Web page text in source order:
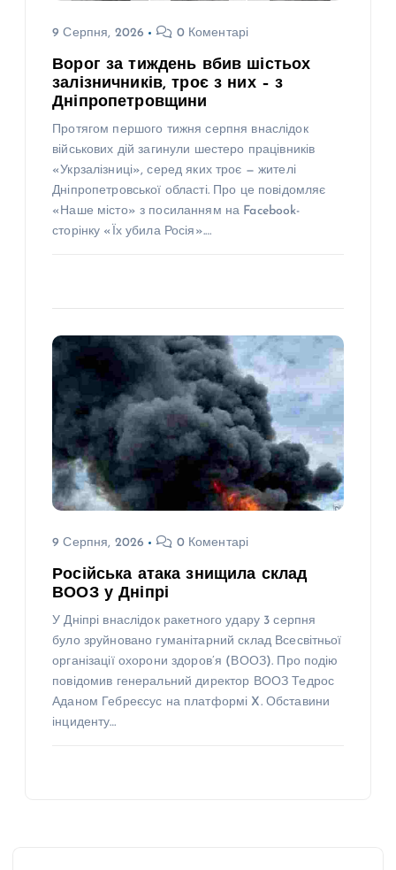
9 Серпня, 2026 0 Коментарі
Ворог за тиждень вбив шістьох
залізничників, троє з них – з
Дніпропетровщини
Протягом першого тижня серпня внаслідок
військових дій загинули шестеро працівників
«Укрзалізниці», серед яких троє — жителі
Дніпропетровської області. Про це повідомляє
«Наше місто» з посиланням на Facebook-
сторінку «Їх убила Росія».…
9 Серпня, 2026 0 Коментарі
Російська атака знищила склад
ВООЗ у Дніпрі
У Дніпрі внаслідок ракетного удару 3 серпня
було зруйновано гуманітарний склад Всесвітньої
організації охорони здоров’я (ВООЗ). Про подію
повідомив генеральний директор ВООЗ Тедрос
Аданом Гебреєсус на платформі X. Обставини
інциденту…